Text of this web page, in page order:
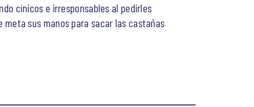
cínicos e irresponsables al pedirles
sus manos para sacar las castañas